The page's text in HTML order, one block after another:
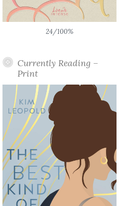
24/100%
Currently Reading –
Print